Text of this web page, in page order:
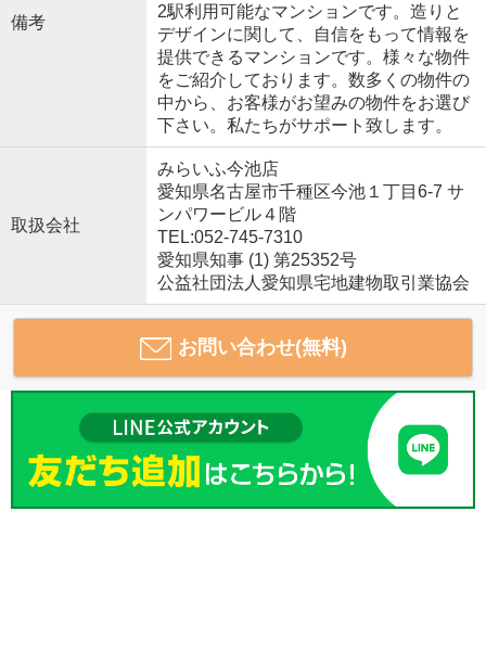
備考
2駅利用可能なマンションです。造りと
デザインに関して、自信をもって情報を
提供できるマンションです。様々な物件
をご紹介しております。数多くの物件の
中から、お客様がお望みの物件をお選び
下さい。私たちがサポート致します。
取扱会社
みらいふ今池店
愛知県名古屋市千種区今池１丁目6-7 サ
ンパワービル４階
TEL:052-745-7310
愛知県知事 (1) 第25352号
公益社団法人愛知県宅地建物取引業協会
お問い合わせ(無料)